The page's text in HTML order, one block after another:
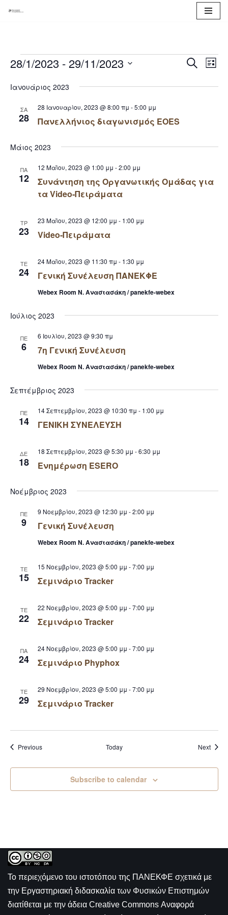
περιεχόμενο
Events
Search
List
28/1/2023 - 29/11/2023
date.
Ιανουάριος 2023
ΣΑ
28 Πανελλήνιος διαγωνισμός EOES
28 Ιανουαρίου, 2023 @ 8:00 πμ -5:00 μμ
Μάιος 2023
ΠΑ
12
Συνάντηση της Οργανωτικής Ομάδας για
τα Video-Πειράματα
12 Μαΐου, 2023 @ 1:00 μμ -2:00 μμ
ΤΡ
23 Video-Πειράματα
23 Μαΐου, 2023 @ 12:00 μμ - 1:00 μμ
ΤΕ
24 Γενική Συνέλευση ΠΑΝΕΚΦΕ
24 Μαΐου, 2023 @ 11:30 πμ - 1:30 μμ
Webex Room Ν. Αναστασάκη / panekfe-webex
Ιούλιος 2023
ΠΕ
6 7η Γενική Συνέλευση
6 Ιουλίου, 2023 @ 9:30 πμ
Webex Room Ν. Αναστασάκη / panekfe-webex
Σεπτέμβριος 2023
ΠΕ
14 ΓΕΝΙΚΗ ΣΥΝΕΛΕΥΣΗ
14 Σεπτεμβρίου, 2023 @ 10:30 πμ - 1:00 μμ
ΔΕ
18 Ενημέρωση ESERO
18 Σεπτεμβρίου, 2023 @ 5:30 μμ -6:30 μμ
Νοέμβριος 2023
ΠΕ
9 Γενική Συνέλευση
9 Νοεμβρίου, 2023 @ 12:30 μμ -2:00 μμ
Webex Room Ν. Αναστασάκη / panekfe-webex
ΤΕ
15 Σεμινάριο Tracker
15 Νοεμβρίου, 2023 @ 5:00 μμ -7:00 μμ
ΤΕ
22 Σεμινάριο Tracker
22 Νοεμβρίου, 2023 @ 5:00 μμ -7:00 μμ
ΠΑ
24 Σεμινάριο Phyphox
24 Νοεμβρίου, 2023 @ 5:00 μμ -7:00 μμ
ΤΕ
29 Σεμινάριο Tracker
29 Νοεμβρίου, 2023 @ 5:00 μμ -7:00 μμ
PreviousEvents Today Next
Subscribe to calendar
Το περιεχόμενο του ιστοτόπου της ΠΑΝΕΚΦΕ σχετικά με
την Εργαστηριακή διδασκαλία των Φυσικών Επιστημών
διατίθεται με την άδεια Creative Commons Αναφορά